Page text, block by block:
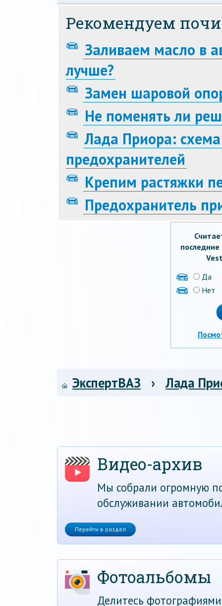
Рекомендуем
Заливаем масло в
лучше?
Замен шаровой
Не поменять ли
Лада Приора:
предохранителей
Крепим растяжки
Предохранитель
Да
Нет
ЭкспертВАЗ › Лада
Видео-архив
Мы собрали огромную
обслуживании
Перейти в раздел
Фотоальбомы
Делитесь